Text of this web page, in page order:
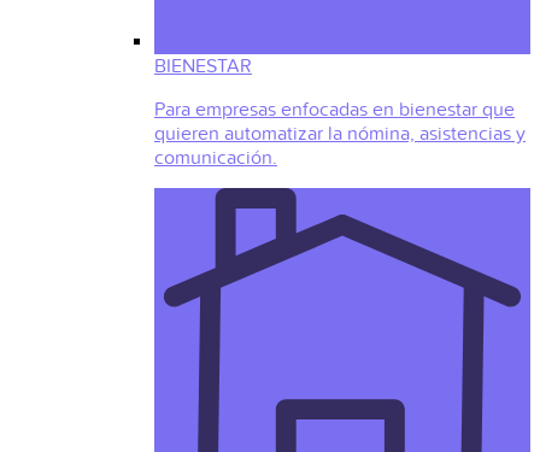
BIENESTAR
Para empresas enfocadas en bienestar que
quieren automatizar la nómina, asistencias y
comunicación.